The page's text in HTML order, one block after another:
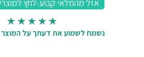
נשמח לשמוע את דעתך על המוצר